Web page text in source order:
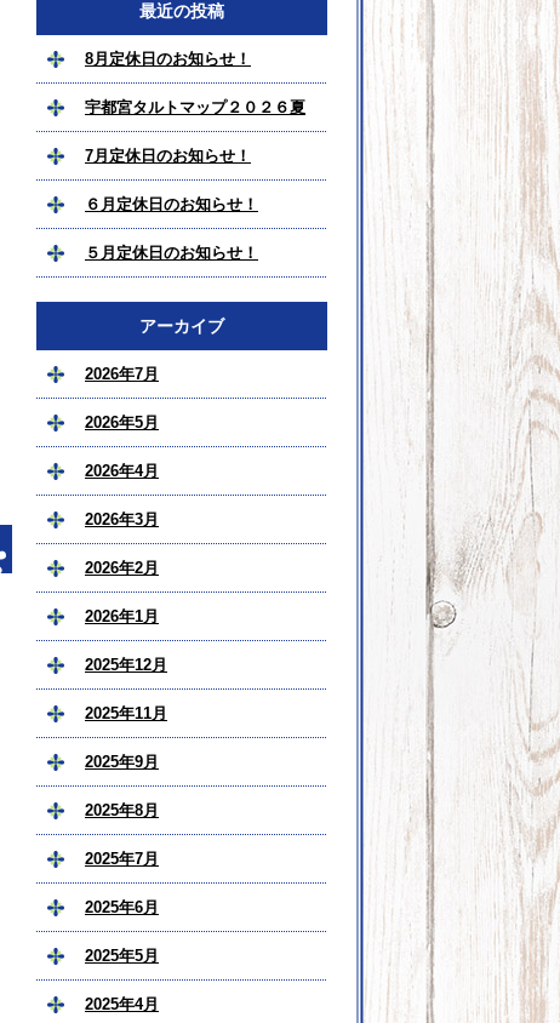
最近の投稿
8月定休日のお知らせ！
宇都宮タルトマップ２０２６夏
7月定休日のお知らせ！
６月定休日のお知らせ！
５月定休日のお知らせ！
アーカイブ
2026年7月
2026年5月
2026年4月
2026年3月
2026年2月
2026年1月
2025年12月
2025年11月
2025年9月
2025年8月
2025年7月
2025年6月
2025年5月
2025年4月